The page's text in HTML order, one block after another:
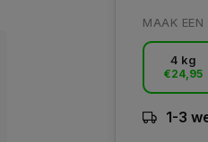
MAAK EEN
4 kg
€24,95
1-3